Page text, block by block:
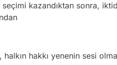
kazandıktan sonra,
halkın hakkı yenenin sesi